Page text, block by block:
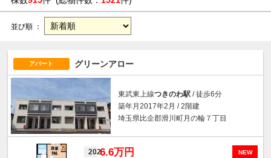
並び順 ：
アパート グリーンアロー
東武東上線つきのわ駅 / 徒歩6分
築年月2017年2月 / 2階建
埼玉県比企郡滑川町月の輪７丁目
NEW
2026.6万円